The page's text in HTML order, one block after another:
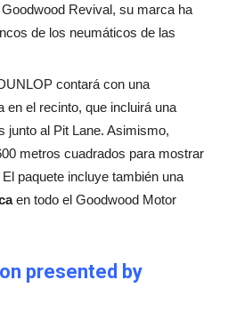
Revival, su marca ha
de los neumáticos de las
contará con una
en el recinto, que incluirá una
junto al Pit Lane. Asimismo,
metros cuadrados para mostrar
paquete incluye también una
en todo el Goodwood Motor
presented by